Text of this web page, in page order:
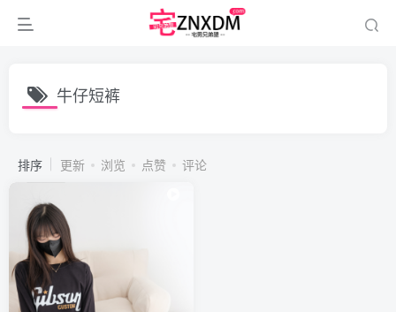
牛仔短裤
排序 更新 浏览 点赞 评论